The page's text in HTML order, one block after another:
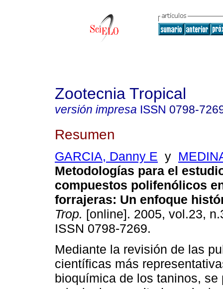
Zootecnia Tropical
versión impresa ISSN 0798-
Resumen
GARCIA, Danny E y
Metodologías para el
compuestos polifenólicos
forrajeras: Un enfoque
Trop. [online]. 2005, vol.23,
ISSN 0798-7269.
Mediante la revisión de las
científicas más
bioquímica de los taninos, se